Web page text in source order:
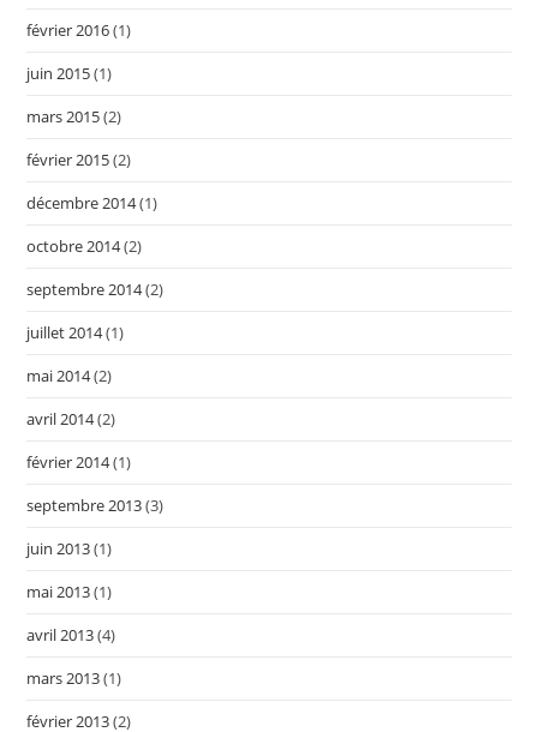
février 2016(1)
juin 2015(1)
mars 2015(2)
février 2015(2)
décembre 2014(1)
octobre 2014(2)
septembre 2014(2)
juillet 2014(1)
mai 2014(2)
avril 2014(2)
février 2014(1)
septembre 2013(3)
juin 2013(1)
mai 2013(1)
avril 2013(4)
mars 2013(1)
février 2013(2)